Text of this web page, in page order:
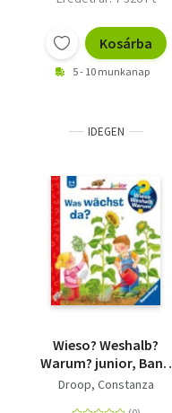
Kosárba
5 - 10 munkanap
IDEGEN
Wieso? Weshalb?
Warum? junior, Band
22: Was wächst da?
Droop, Constanza